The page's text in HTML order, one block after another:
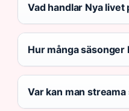
Vad handlar Nya livet
Hur många säsonger
Var kan man